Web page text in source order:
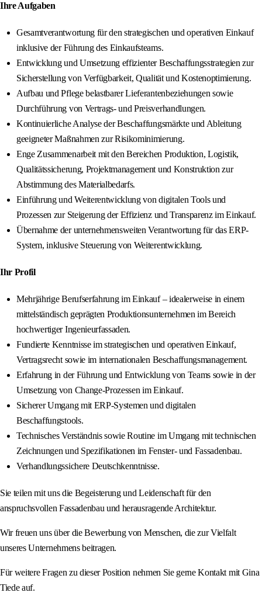
Ihre Aufgaben
Gesamtverantwortung für den strategischen und operativen Einkauf
inklusive der Führung des Einkaufsteams.
Entwicklung und Umsetzung effizienter Beschaffungsstrategien zur
Sicherstellung von Verfügbarkeit, Qualität und Kostenoptimierung.
Aufbau und Pflege belastbarer Lieferantenbeziehungen sowie
Durchführung von Vertrags- und Preisverhandlungen.
Kontinuierliche Analyse der Beschaffungsmärkte und Ableitung
geeigneter Maßnahmen zur Risikominimierung.
Enge Zusammenarbeit mit den Bereichen Produktion, Logistik,
Qualitätssicherung, Projektmanagement und Konstruktion zur
Abstimmung des Materialbedarfs.
Einführung und Weiterentwicklung von digitalen Tools und
Prozessen zur Steigerung der Effizienz und Transparenz im Einkauf.
Übernahme der unternehmensweiten Verantwortung für das ERP-
System, inklusive Steuerung von Weiterentwicklung.
Ihr Profil
Mehrjährige Berufserfahrung im Einkauf – idealerweise in einem
mittelständisch geprägten Produktionsunternehmen im Bereich
hochwertiger Ingenieurfassaden.
Fundierte Kenntnisse im strategischen und operativen Einkauf,
Vertragsrecht sowie im internationalen Beschaffungsmanagement.
Erfahrung in der Führung und Entwicklung von Teams sowie in der
Umsetzung von Change-Prozessen im Einkauf.
Sicherer Umgang mit ERP-Systemen und digitalen
Beschaffungstools.
Technisches Verständnis sowie Routine im Umgang mit technischen
Zeichnungen und Spezifikationen im Fenster- und Fassadenbau.
Verhandlungssichere Deutschkenntnisse.
Sie teilen mit uns die Begeisterung und Leidenschaft für den
anspruchsvollen Fassadenbau und herausragende Architektur.
Wir freuen uns über die Bewerbung von Menschen, die zur Vielfalt
unseres Unternehmens beitragen.
Für weitere Fragen zu dieser Position nehmen Sie gerne Kontakt mit Gina
Tiede auf.